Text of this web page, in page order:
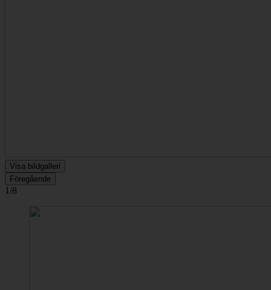
Visa bildgalleri
Föregående
1/8